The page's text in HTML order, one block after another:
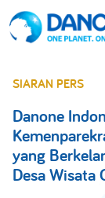
SIARAN PERS
Danone
yang
Desa Wisata